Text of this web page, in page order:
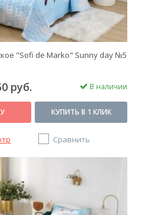
"Sofi de Marko" Sunny day №5
руб. В наличии
КУПИТЬ В 1 КЛИК
Сравнить